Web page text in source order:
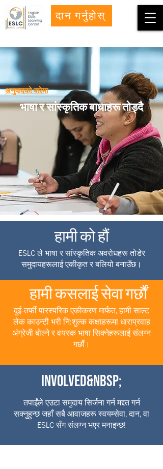
दान गर्नुहोस्
अनुवादको बारेमा
भाषा र सांस्कृतिक बाधाहरू तोड्दै
हामी को हौं
ESLC ले भाषा र सांस्कृतिक अवरोधहरू तोडेर
समुदायहरूलाई एकीकृत र बलियो बनाउँछ।
हामी कसलाई सेवा गर्छौं
दुई-तर्फी पारस्परिक एकीकरण मार्फत, हामी साल्ट
लेक काउन्टी भरी नि:शुल्क कक्षाहरूमा धाराप्रवाह
अंग्रेजी बोल्ने र वयस्क भाषा सिक्नेहरूलाई संलग्न
गर्छौं।
Involved&nbsp;
तपाईंले एउटा समुदाय सिर्जना गर्न मद्दत गर्न
सक्नुहुन्छ जहाँ सबै आवाजहरू स्वयम्सेवा, दान, वा
ESLC सँग संलग्न भएर मनाइन्छ!